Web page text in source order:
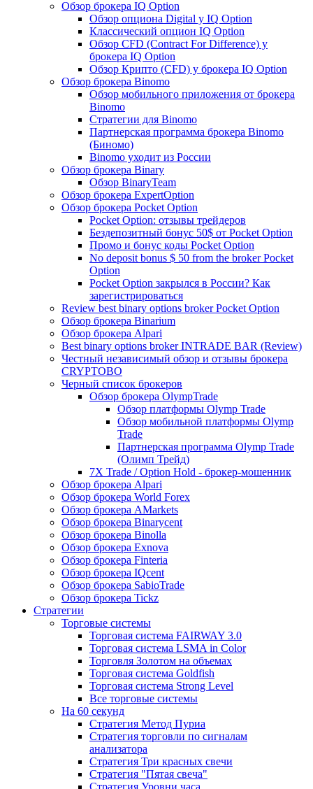
Обзор брокера IQ Option
Обзор опциона Digital у IQ Option
Классический опцион IQ Option
Обзор CFD (Contract For Difference) у
брокера IQ Option
Обзор Крипто (CFD) у брокера IQ Option
Обзор брокера Binomo
Обзор мобильного приложения от брокера
Binomo
Стратегии для Binomo
Партнерская программа брокера Binomo
(Биномо)
Binomo уходит из России
Обзор брокера Binary
Обзор BinaryTeam
Обзор брокера ExpertOption
Обзор брокера Pocket Option
Pocket Option: отзывы трейдеров
Бездепозитный бонус 50$ от Pocket Option
Промо и бонус коды Pocket Option
No deposit bonus $ 50 from the broker Pocket
Option
Pocket Option закрылся в России? Как
зарегистрироваться
Review best binary options broker Pocket Option
Обзор брокера Binarium
Обзор брокера Alpari
Best binary options broker INTRADE BAR (Review)
Честный независимый обзор и отзывы брокера
CRYPTOBO
Черный список брокеров
Обзор брокера OlympTrade
Обзор платформы Olymp Trade
Обзор мобильной платформы Olymp
Trade
Партнерская программа Olymp Trade
(Олимп Трейд)
7X Trade / Option Hold - брокер-мошенник
Обзор брокера Alpari
Обзор брокера World Forex
Обзор брокера AMarkets
Обзор брокера Binarycent
Обзор брокера Binolla
Обзор брокера Exnova
Обзор брокера Finteria
Обзор брокера IQcent
Обзор брокера SabioTrade
Обзор брокера Tickz
Стратегии
Торговые системы
Торговая система FAIRWAY 3.0
Торговая система LSMA in Color
Торговля Золотом на объемах
Торговая система Goldfish
Торговая система Strong Level
Все торговые системы
На 60 секунд
Стратегия Метод Пуриа
Стратегия торговли по сигналам
анализатора
Стратегия Три красных свечи
Стратегия "Пятая свеча"
Стратегия Уровни часа